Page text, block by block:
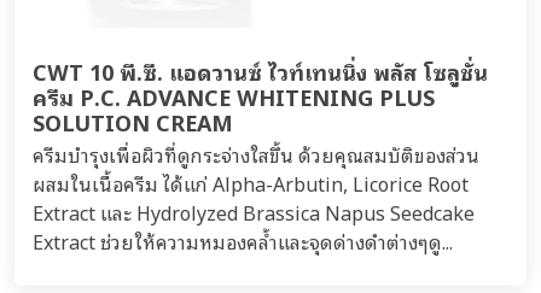
CWT 10 พี.ซี. แอดวานซ์ ไวท์เทนนิ่ง พลัส โซลูชั่น
ครีม P.C. ADVANCE WHITENING PLUS
SOLUTION CREAM
ครีมบำรุงเพื่อผิวที่ดูกระจ่างใสขึ้น ด้วยคุณสมบัติของส่วน
ผสมในเนื้อครีม ได้แก่ Alpha-Arbutin, Licorice Root
Extract และ Hydrolyzed Brassica Napus Seedcake
Extract ช่วยให้ความหมองคล้ำและจุดด่างดำต่างๆดู...